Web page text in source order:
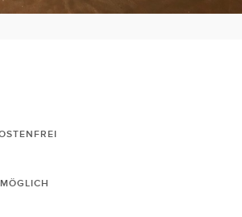
MÖGLICH